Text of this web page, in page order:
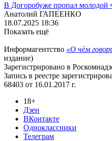
В Догоробуже пропал молодой
Анатолий ГАПЕЕНКО
18.07.2025 18:36
Показать ещё
Информагентство «О чём
издание)
Зарегистрировано в
Запись в реестре
68403 от 16.01.2017 г.
18+
Дзен
ВКонтакте
Одноклассники
Телеграм